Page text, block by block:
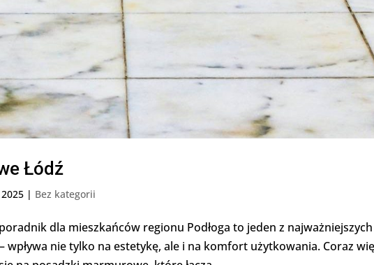
Łódź
| Bez kategorii
dla mieszkańców regionu Podłoga to jeden z najważniejszych
nie tylko na estetykę, ale i na komfort użytkowania. Coraz